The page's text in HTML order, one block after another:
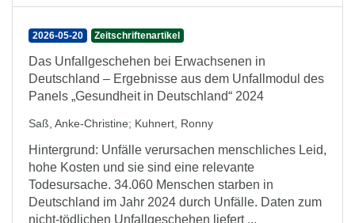
2026-05-20 Zeitschriftenartikel
Das Unfallgeschehen bei Erwachsenen in
Deutschland – Ergebnisse aus dem Unfallmodul des
Panels „Gesundheit in Deutschland“ 2024
Saß, Anke-Christine; Kuhnert, Ronny
Hintergrund: Unfälle verursachen menschliches Leid,
hohe Kosten und sie sind eine relevante
Todesursache. 34.060 Menschen starben in
Deutschland im Jahr 2024 durch Unfälle. Daten zum
nicht-tödlichen Unfallgeschehen liefert ...